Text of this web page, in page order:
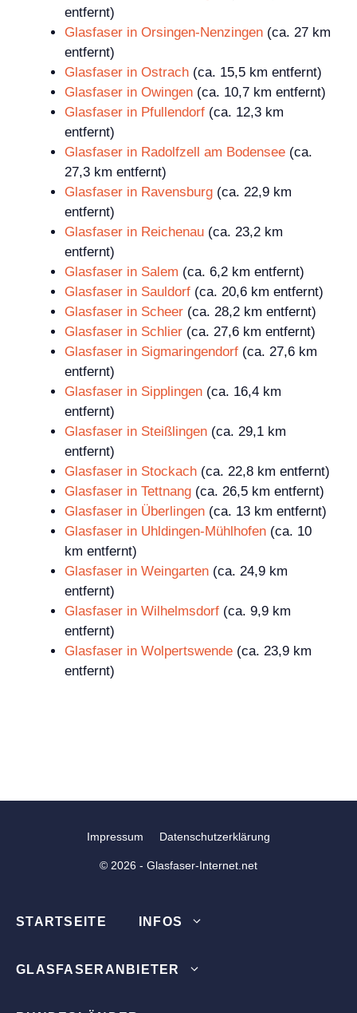
entfernt)
Glasfaser in Orsingen-Nenzingen (ca. 27 km
entfernt)
Glasfaser in Ostrach (ca. 15,5 km entfernt)
Glasfaser in Owingen (ca. 10,7 km entfernt)
Glasfaser in Pfullendorf (ca. 12,3 km
entfernt)
Glasfaser in Radolfzell am Bodensee (ca.
27,3 km entfernt)
Glasfaser in Ravensburg (ca. 22,9 km
entfernt)
Glasfaser in Reichenau (ca. 23,2 km
entfernt)
Glasfaser in Salem (ca. 6,2 km entfernt)
Glasfaser in Sauldorf (ca. 20,6 km entfernt)
Glasfaser in Scheer (ca. 28,2 km entfernt)
Glasfaser in Schlier (ca. 27,6 km entfernt)
Glasfaser in Sigmaringendorf (ca. 27,6 km
entfernt)
Glasfaser in Sipplingen (ca. 16,4 km
entfernt)
Glasfaser in Steißlingen (ca. 29,1 km
entfernt)
Glasfaser in Stockach (ca. 22,8 km entfernt)
Glasfaser in Tettnang (ca. 26,5 km entfernt)
Glasfaser in Überlingen (ca. 13 km entfernt)
Glasfaser in Uhldingen-Mühlhofen (ca. 10
km entfernt)
Glasfaser in Weingarten (ca. 24,9 km
entfernt)
Glasfaser in Wilhelmsdorf (ca. 9,9 km
entfernt)
Glasfaser in Wolpertswende (ca. 23,9 km
entfernt)
Impressum Datenschutzerklärung
© 2026 - Glasfaser-Internet.net
STARTSEITE INFOS
GLASFASERANBIETER